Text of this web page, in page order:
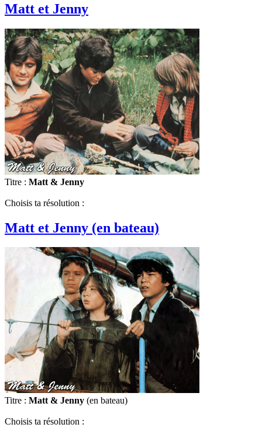
Matt et Jenny
Titre : Matt & Jenny
Choisis ta résolution :
Matt et Jenny (en bateau)
Titre : Matt & Jenny (en bateau)
Choisis ta résolution :